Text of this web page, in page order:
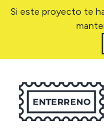
Si este proyecto te